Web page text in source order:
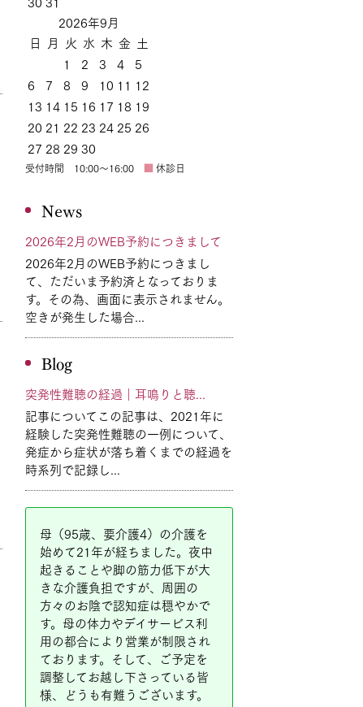
2026年9月
日 月 火 水 木 金 土
1
2 3 4 5
6
7 8 9 10 11 12
13 14 15 16 17 18 19
20 21 22 23 24 25 26
27 28 29 30
受付時間 10:00～16:00 ■休診日
News
2026年2月のWEB予約につきまして
2026年2月のWEB予約につきまし
て、ただいま予約済となっておりま
す。その為、画面に表示されません。
空きが発生した場合...
Blog
突発性難聴の経過｜耳鳴りと聴...
記事についてこの記事は、2021年に
経験した突発性難聴の一例について、
発症から症状が落ち着くまでの経過を
時系列で記録し...
母（95歳、要介護4）の介護を
始めて21年が経ちました。夜中
起きることや脚の筋力低下が大
きな介護負担ですが、周囲の
方々のお陰で認知症は穏やかで
す。母の体力やデイサービス利
用の都合により営業が制限され
ております。そして、ご予定を
調整してお越し下さっている皆
様、どうも有難うございます。